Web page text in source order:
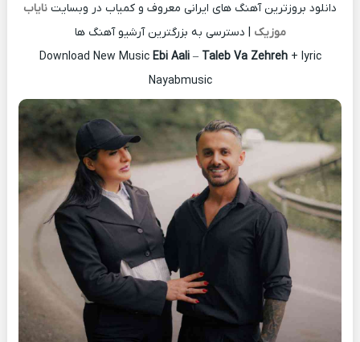
دانلود بروزترین آهنگ های ایرانی معروف و کمیاب در وبسایت نایاب
موزیک | دسترسی به بزرگترین آرشیو آهنگ ها
Download New Music Ebi Aali– Taleb Va Zehreh+ lyric
Nayabmusic